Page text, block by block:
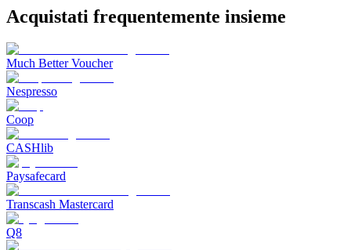
Acquistati frequentemente insieme
Much Better Voucher
Nespresso
Coop
CASHlib
Paysafecard
Transcash Mastercard
Q8